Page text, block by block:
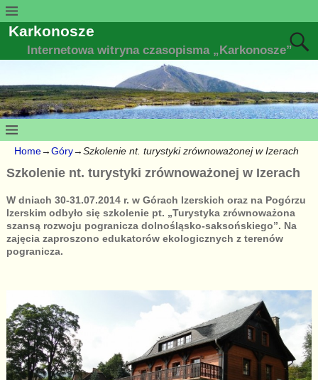
Karkonosze
Internetowa witryna czasopisma „Karkonosze”
Home→Góry→Szkolenie nt. turystyki zrównoważonej w Izerach
Szkolenie nt. turystyki zrównoważonej w Izerach
W dniach 30-31.07.2014 r. w Górach Izerskich oraz na Pogórzu
Izerskim odbyło się szkolenie pt. „Turystyka zrównoważona
szansą rozwoju pogranicza dolnośląsko-saksońskiego”. Na
zajęcia zaproszono edukatorów ekologicznych z terenów
pogranicza.